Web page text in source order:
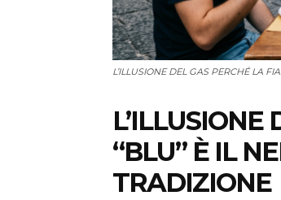
L’ILLUSIONE DEL GAS PERCHÉ LA
“BLU” È IL
TRADIZIONE